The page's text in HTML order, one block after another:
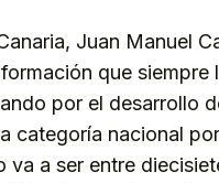
Juan Manuel
que siempre
por el desarrollo
categoría nacional
a ser entre